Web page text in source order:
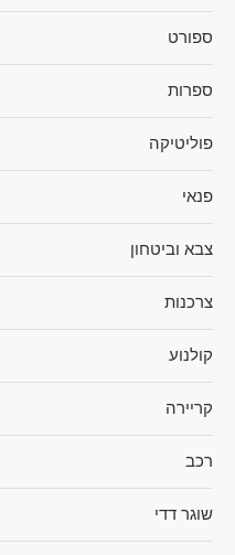
ספורט
ספרות
פוליטיקה
פנאי
צבא וביטחון
צרכנות
קולנוע
קריירה
רכב
שוגר דדי